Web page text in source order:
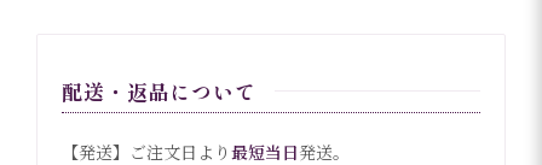
配送・返品について
【発送】ご注文日より 最短当日発送。